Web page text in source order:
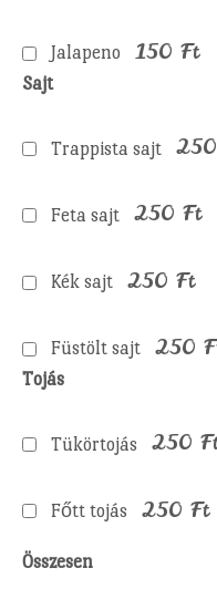
Jalapeno 150 Ft
Sajt
Trappista sajt 250
Feta sajt 250 Ft
Kék sajt 250 Ft
Füstölt sajt 250
Tojás
Tükörtojás 250
Főtt tojás 250 Ft
Összesen